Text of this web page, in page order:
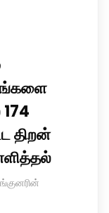
174
திறன்